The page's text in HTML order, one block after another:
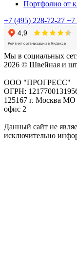
Портфолио от
+7 (495) 228-72-27 +7
Мы в социальных
2026 © Швейная и
ООО "ПРОГРЕСС"
ОГРН:
125167 г. Москва МО
офис 2
Данный сайт не
исключительно